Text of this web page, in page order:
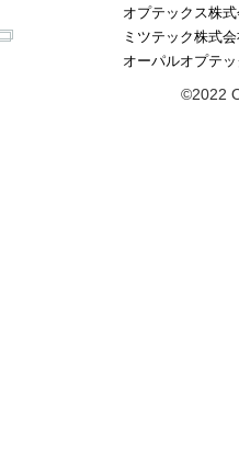
オプテックス株
ミツテック株式
オーパルオプテ
©2022